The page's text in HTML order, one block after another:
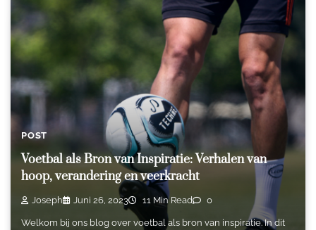
POST
Voetbal als Bron van Inspiratie: Verhalen van
hoop, verandering en veerkracht
Joseph Juni 26, 2023 11 Min Read 0
Welkom bij ons blog over voetbal als bron van inspiratie. In dit